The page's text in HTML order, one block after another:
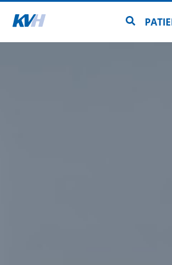
Zur Startseite Zur